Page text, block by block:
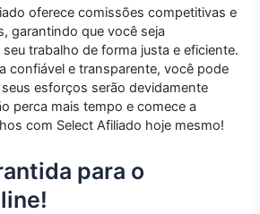
oferece comissões competitivas e
garantindo que você seja
trabalho de forma justa e eficiente.
confiável e transparente, você pode
esforços serão devidamente
perca mais tempo e comece a
com Select Afiliado hoje mesmo!
para o